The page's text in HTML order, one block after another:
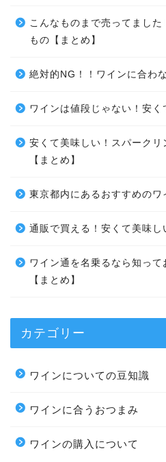
こんなものまで売ってまし
もの【まとめ】
絶対的NG！！ワインに合わ
ワインは値段じゃない！安く
安くて美味しい！スパーク
【まとめ】
東京都内にあるおすすめのワ
通販で買える！安くて美味し
ワイン通を名乗るなら知っ
【まとめ】
カテゴリー
ワインについての豆知識
ワインに合うおつまみ
ワインの購入について